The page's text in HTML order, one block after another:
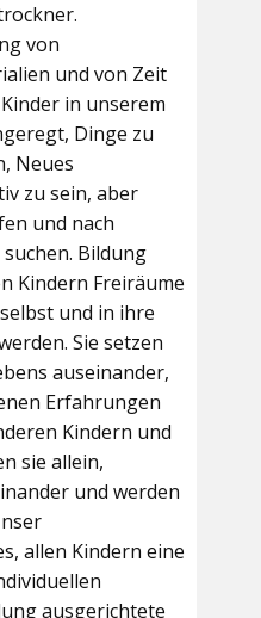
von
und von Zeit
in unserem
Dinge zu
Neues
zu sein, aber
und nach
Bildung
Kindern Freiräume
und in ihre
Sie setzen
auseinander,
Erfahrungen
Kindern und
sie allein,
und werden
allen Kindern eine
ausgerichtete